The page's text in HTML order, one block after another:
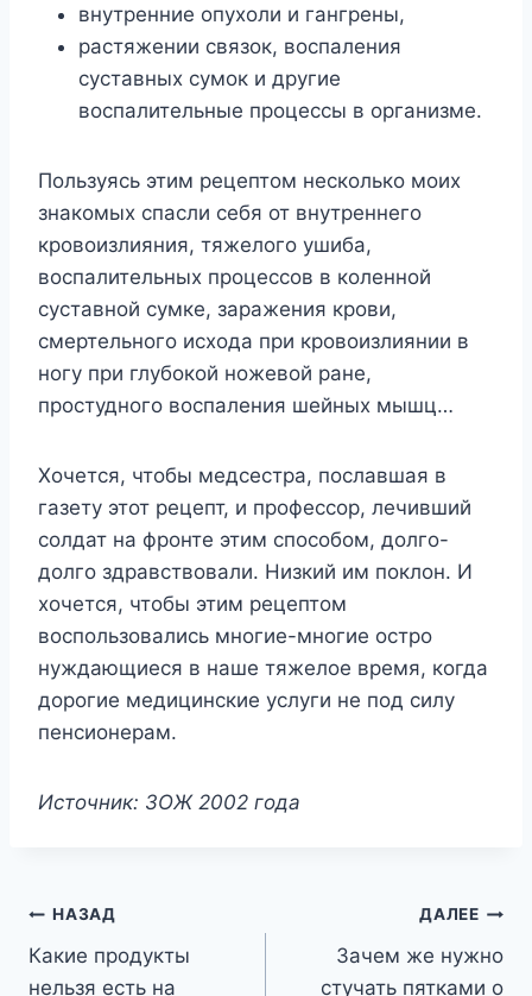
внутренние опухоли и гангрены,
растяжении связок, воспаления
суставных сумок и другие
воспалительные процессы в организме.
Пользуясь этим рецептом несколько моих
знакомых спасли себя от внутреннего
кровоизлияния, тяжелого ушиба,
воспалительных процессов в коленной
суставной сумке, заражения крови,
смертельного исхода при кровоизлиянии в
ногу при глубокой ножевой ране,
простудного воспаления шейных мышц…
Хочется, чтобы медсестра, пославшая в
газету этот рецепт, и профессор, лечивший
солдат на фронте этим способом, долго-
долго здравствовали. Низкий им поклон. И
хочется, чтобы этим рецептом
воспользовались многие-многие остро
нуждающиеся в наше тяжелое время, когда
дорогие медицинские услуги не под силу
пенсионерам.
Источник: ЗОЖ 2002 года
Навигация
по
НАЗАД
Какие продукты
нельзя есть на
ДАЛЕЕ
Зачем же нужно
стучать пятками о